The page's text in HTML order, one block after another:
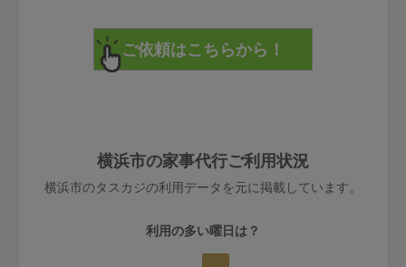
直前キャンセル料：
72時間前〜24時間前＝依頼料金の50%
依頼者不在による当日キャンセル＝依頼
金額の100%＋交通費全額
※例：依頼日時／土曜日午前9時開始の場
みてください。
その後、一番気に入ったタスカジさんに
てください。
不在時に部屋に入るためにタスカジさん
きた場合は損害保険の対象外となるので
ご注意ください。
で、必ず鍵のかかるロッカーや金庫に入
れて依頼者の責任の元管理するよう心掛
けてください。
玉、など
あわせてこちらも参照ください：初めて
はありますか？
横浜市の家事代行ご利用状況
横浜市のタスカジの利用データを元に掲載しています。
利用の多い曜日は？